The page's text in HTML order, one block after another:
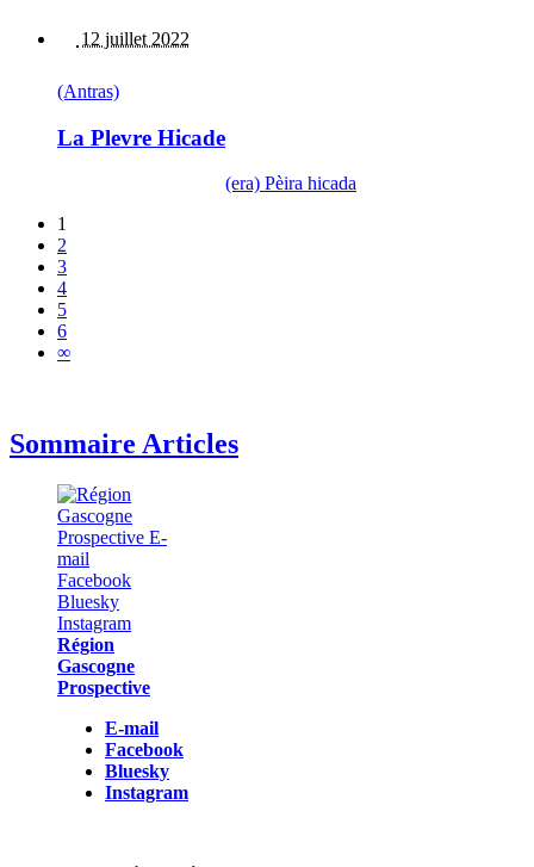
12 juillet 2022
(Antras)
La Plevre Hicade
(era) Pèira hicada
1
2
3
4
5
6
∞
Sommaire Articles
Région
Gascogne
Prospective
E-mail
Facebook
Bluesky
Instagram